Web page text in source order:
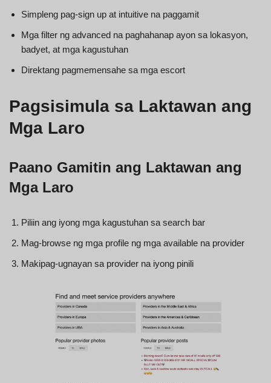
Simpleng pag-sign up at intuitive na paggamit
Mga filter ng advanced na paghahanap ayon sa lokasyon,
badyet, at mga kagustuhan
Direktang pagmemensahe sa mga escort
Pagsisimula sa Laktawan ang
Mga Laro
Paano Gamitin ang Laktawan ang
Mga Laro
Piliin ang iyong mga kagustuhan sa search bar
Mag-browse ng mga profile ng mga available na provider
Makipag-ugnayan sa provider na iyong pinili